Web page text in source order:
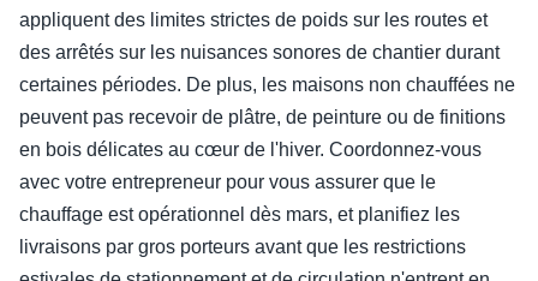
appliquent des limites strictes de poids sur les routes et
des arrêtés sur les nuisances sonores de chantier durant
certaines périodes. De plus, les maisons non chauffées ne
peuvent pas recevoir de plâtre, de peinture ou de finitions
en bois délicates au cœur de l'hiver. Coordonnez-vous
avec votre entrepreneur pour vous assurer que le
chauffage est opérationnel dès mars, et planifiez les
livraisons par gros porteurs avant que les restrictions